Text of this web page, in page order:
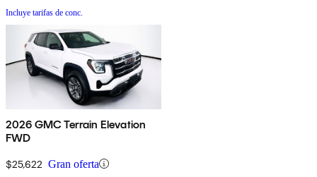
Incluye tarifas de conc.
2026 GMC Terrain Elevation
FWD
$25,622 Gran oferta